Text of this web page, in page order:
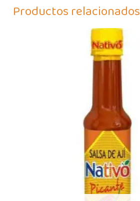
Productos relacionados